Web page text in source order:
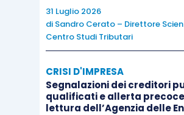
dell’immobile assunto in locazione
professionista,sono escluse dalla
del reddito di lavoro autonomo del
31 Luglio 2026
di Sandro Cerato – Direttore
Centro Studi Tributari
CRISI D'IMPRESA
Segnalazioni dei creditori
qualificati e allerta
lettura dell’Agenzia delle